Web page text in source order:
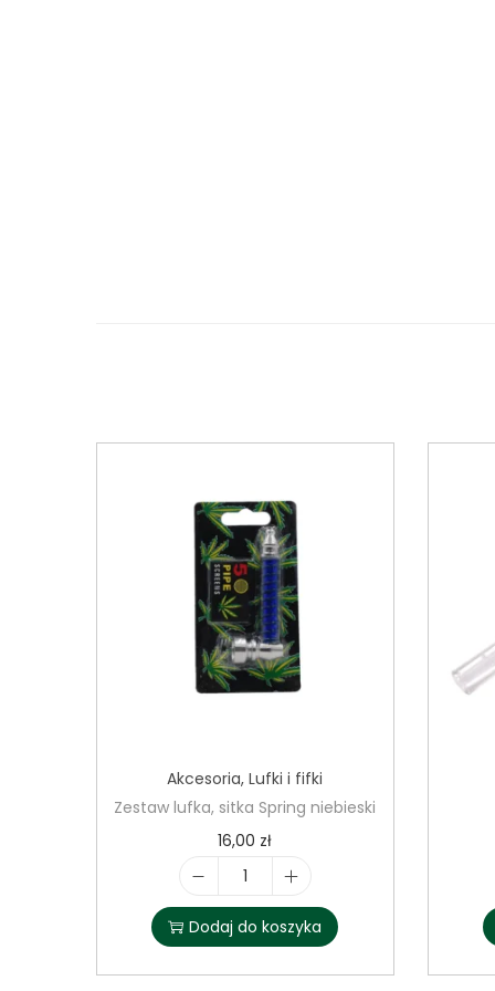
Akcesoria,Lufki i fifki
Zestaw lufka, sitka Spring niebieski
16,00 zł
l
o
ś
Dodaj do koszyka